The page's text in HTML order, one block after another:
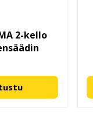
2-kello